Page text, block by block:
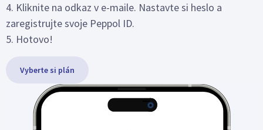
4. Kliknite na odkaz v e-maile. Nastavte si heslo a
zaregistrujte svoje Peppol ID.
5. Hotovo!
Vyberte si plán